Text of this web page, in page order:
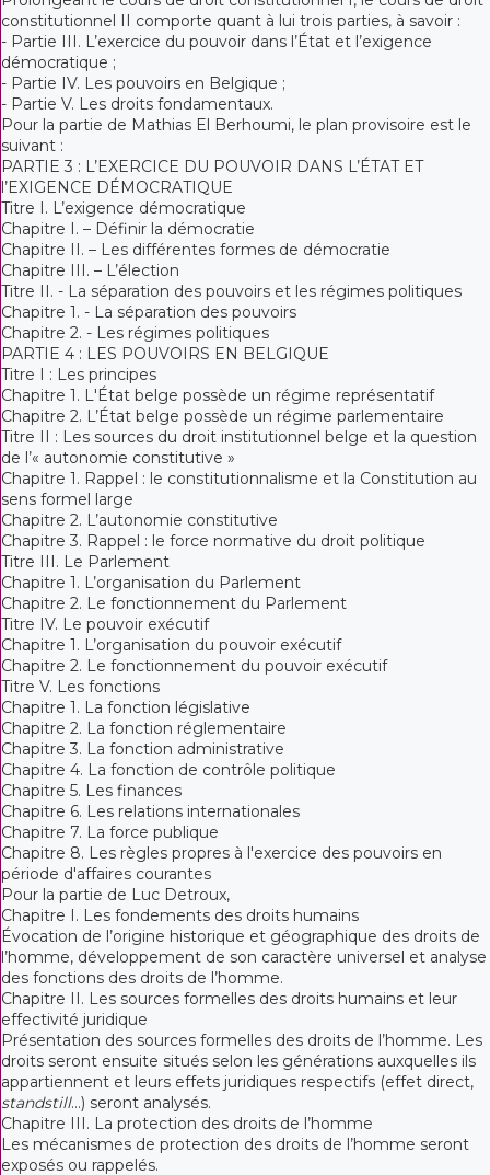
constitutionnel II comporte quant à lui trois parties, à savoir :
- Partie III. L’exercice du pouvoir dans l’État et l’exigence
démocratique ;
- Partie IV. Les pouvoirs en Belgique ;
- Partie V. Les droits fondamentaux.
Pour la partie de Mathias El Berhoumi, le plan provisoire est le
suivant :
PARTIE 3 : L’EXERCICE DU POUVOIR DANS L’ÉTAT ET
l’EXIGENCE DÉMOCRATIQUE
Titre I. L’exigence démocratique
Chapitre I. – Définir la démocratie
Chapitre II. – Les différentes formes de démocratie
Chapitre III. – L’élection
Titre II. - La séparation des pouvoirs et les régimes politiques
Chapitre 1. - La séparation des pouvoirs
Chapitre 2. - Les régimes politiques
PARTIE 4 : LES POUVOIRS EN BELGIQUE
Titre I : Les principes
Chapitre 1. L'État belge possède un régime représentatif
Chapitre 2. L’État belge possède un régime parlementaire
Titre II : Les sources du droit institutionnel belge et la question
de l’« autonomie constitutive »
Chapitre 1. Rappel : le constitutionnalisme et la Constitution au
sens formel large
Chapitre 2. L’autonomie constitutive
Chapitre 3. Rappel : le force normative du droit politique
Titre III. Le Parlement
Chapitre 1. L’organisation du Parlement
Chapitre 2. Le fonctionnement du Parlement
Titre IV. Le pouvoir exécutif
Chapitre 1. L’organisation du pouvoir exécutif
Chapitre 2. Le fonctionnement du pouvoir exécutif
Titre V. Les fonctions
Chapitre 1. La fonction législative
Chapitre 2. La fonction réglementaire
Chapitre 3. La fonction administrative
Chapitre 4. La fonction de contrôle politique
Chapitre 5. Les finances
Chapitre 6. Les relations internationales
Chapitre 7. La force publique
Chapitre 8. Les règles propres à l'exercice des pouvoirs en
période d'affaires courantes
Pour la partie de Luc Detroux,
Chapitre I. Les fondements des droits humains
Évocation de l’origine historique et géographique des droits de
l’homme, développement de son caractère universel et analyse
des fonctions des droits de l’homme.
Chapitre II. Les sources formelles des droits humains et leur
effectivité juridique
Présentation des sources formelles des droits de l’homme. Les
droits seront ensuite situés selon les générations auxquelles ils
appartiennent et leurs effets juridiques respectifs (effet direct,
standstill…) seront analysés.
Chapitre III. La protection des droits de l’homme
Les mécanismes de protection des droits de l’homme seront
exposés ou rappelés.